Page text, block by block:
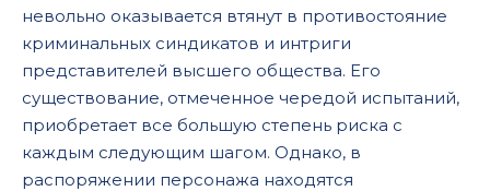
невольно оказывается втянут в противостояние
криминальных синдикатов и интриги
представителей высшего общества. Его
существование, отмеченное чередой испытаний,
приобретает все большую степень риска с
каждым следующим шагом. Однако, в
распоряжении персонажа находятся